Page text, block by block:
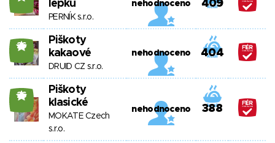
lepku
PERNÍK s.r.o.
nehodnoceno 409
26
Piškoty
kakaové
DRUID CZ s.r.o.
nehodnoceno 404
26
Piškoty
klasické
MOKATE Czech
s.r.o.
nehodnoceno 388